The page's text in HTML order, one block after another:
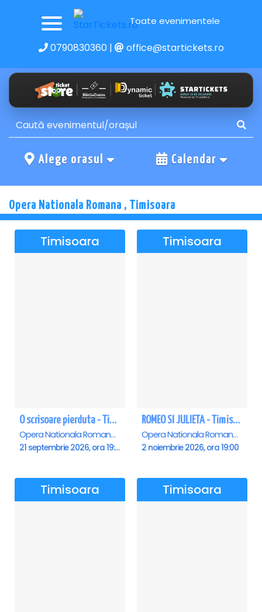
Toate evenimentele
0790830360| office@startickets.ro
Alege orasul Calendar
Opera Nationala Romana , Timisoara
Timisoara
O scrisoare pierduta - Timisoara
Opera Nationala Romana , Timisoara
21 septembrie 2026, ora 19:00
Timisoara
ROMEO SI JULIETA - Timisoara
Opera Nationala Romana , Timisoara
2 noiembrie 2026, ora 19:00
Timisoara Timisoara